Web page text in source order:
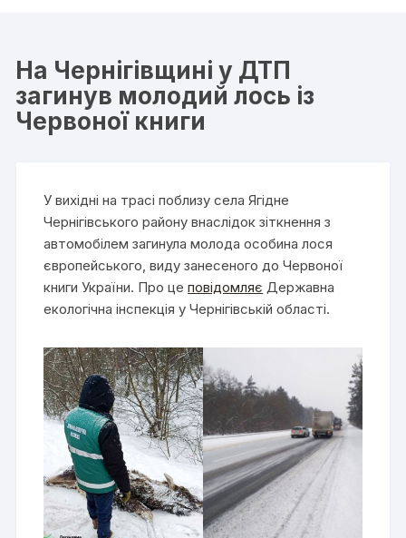
На Чернігівщині у ДТП
загинув молодий лось із
Червоної книги
У вихідні на трасі поблизу села Ягідне
Чернігівського району внаслідок зіткнення з
автомобілем загинула молода особина лося
європейського, виду занесеного до Червоної
книги України. Про цеповідомляє Державна
екологічна інспекція у Чернігівській області.